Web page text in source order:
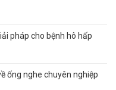
pháp cho bệnh hô hấp
ống nghe chuyên nghiệp